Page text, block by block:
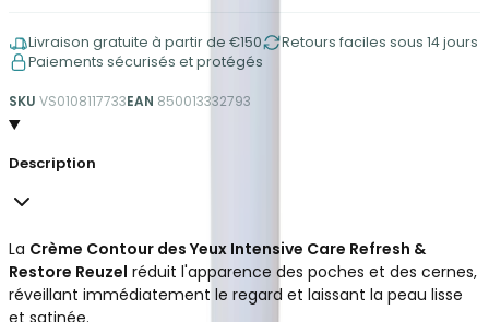
Livraison gratuite à partir de €150
Retours faciles sous 14 jours
Paiements sécurisés et protégés
SKU VS0108117733EAN 850013332793
Description
La Crème Contour des Yeux Intensive Care Refresh &
Restore Reuzel réduit l'apparence des poches et des cernes,
réveillant immédiatement le regard et laissant la peau lisse
et satinée.